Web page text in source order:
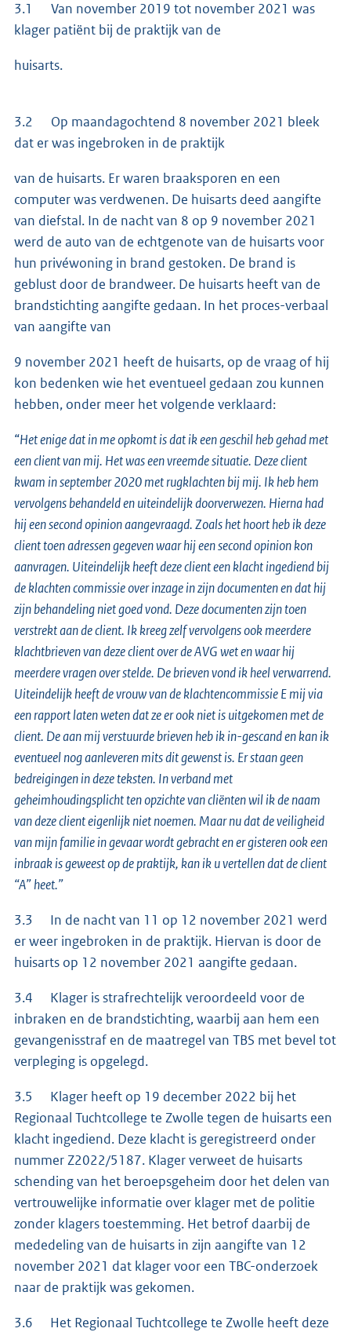
3.1 Van november 2019 tot november 2021 was
klager patiënt bij de praktijk van de
huisarts.
3.2 Op maandagochtend 8 november 2021 bleek
dat er was ingebroken in de praktijk
van de huisarts. Er waren braaksporen en een
computer was verdwenen. De huisarts deed aangifte
van diefstal. In de nacht van 8 op 9 november 2021
werd de auto van de echtgenote van de huisarts voor
hun privéwoning in brand gestoken. De brand is
geblust door de brandweer. De huisarts heeft van de
brandstichting aangifte gedaan. In het proces-verbaal
van aangifte van
9 november 2021 heeft de huisarts, op de vraag of hij
kon bedenken wie het eventueel gedaan zou kunnen
hebben, onder meer het volgende verklaard:
“Het enige dat in me opkomt is dat ik een geschil heb gehad met
een client van mij. Het was een vreemde situatie. Deze client
kwam in september 2020 met rugklachten bij mij. Ik heb hem
vervolgens behandeld en uiteindelijk doorverwezen. Hierna had
hij een second opinion aangevraagd. Zoals het hoort heb ik deze
client toen adressen gegeven waar hij een second opinion kon
aanvragen. Uiteindelijk heeft deze client een klacht ingediend bij
de klachten commissie over inzage in zijn documenten en dat hij
zijn behandeling niet goed vond. Deze documenten zijn toen
verstrekt aan de client. Ik kreeg zelf vervolgens ook meerdere
klachtbrieven van deze client over de AVG wet en waar hij
meerdere vragen over stelde. De brieven vond ik heel verwarrend.
Uiteindelijk heeft de vrouw van de klachtencommissie E mij via
een rapport laten weten dat ze er ook niet is uitgekomen met de
client. De aan mij verstuurde brieven heb ik in-gescand en kan ik
eventueel nog aanleveren mits dit gewenst is. Er staan geen
bedreigingen in deze teksten. In verband met
geheimhoudingsplicht ten opzichte van cliënten wil ik de naam
van deze client eigenlijk niet noemen. Maar nu dat de veiligheid
van mijn familie in gevaar wordt gebracht en er gisteren ook een
inbraak is geweest op de praktijk, kan ik u vertellen dat de client
“A” heet.”
3.3 In de nacht van 11 op 12 november 2021 werd
er weer ingebroken in de praktijk. Hiervan is door de
huisarts op 12 november 2021 aangifte gedaan.
3.4 Klager is strafrechtelijk veroordeeld voor de
inbraken en de brandstichting, waarbij aan hem een
gevangenisstraf en de maatregel van TBS met bevel tot
verpleging is opgelegd.
3.5 Klager heeft op 19 december 2022 bij het
Regionaal Tuchtcollege te Zwolle tegen de huisarts een
klacht ingediend. Deze klacht is geregistreerd onder
nummer Z2022/5187. Klager verweet de huisarts
schending van het beroepsgeheim door het delen van
vertrouwelijke informatie over klager met de politie
zonder klagers toestemming. Het betrof daarbij de
mededeling van de huisarts in zijn aangifte van 12
november 2021 dat klager voor een TBC-onderzoek
naar de praktijk was gekomen.
3.6 Het Regionaal Tuchtcollege te Zwolle heeft deze